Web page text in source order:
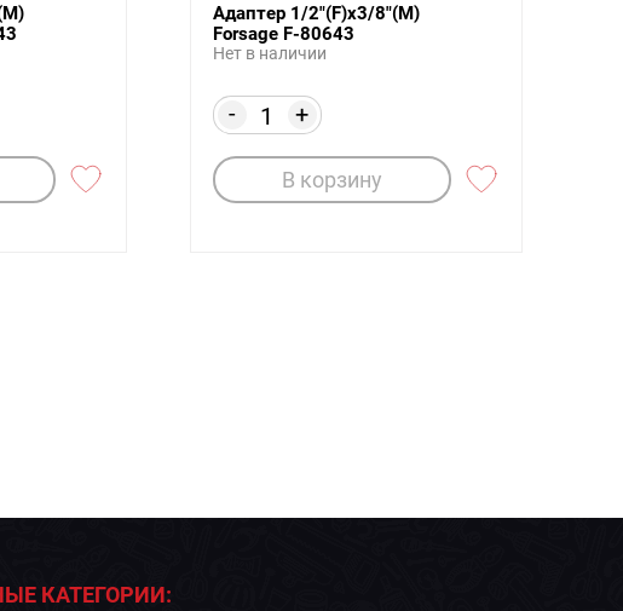
Адаптер 1/2"(F)х3/8"(M)
Forsage F-80643
Нет в наличии
+
-
В корзину
КАТЕГОРИИ: